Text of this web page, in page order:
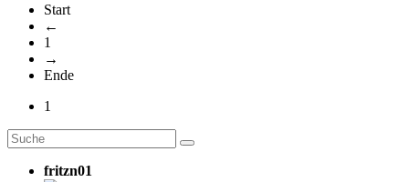
Start
←
1
→
Ende
1
fritzn01